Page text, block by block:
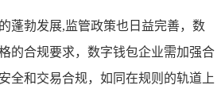
蓬勃发展,监管政策也日益完善，数
的合规要求，数字钱包企业需加强合
全和交易合规，如同在规则的轨道上